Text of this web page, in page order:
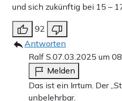
und sich zukünftig bei 15 –
92
Antworten
Ralf S. 07.03.2025 um
Melden
Das ist ein Irrtum. Der
unbelehrbar.